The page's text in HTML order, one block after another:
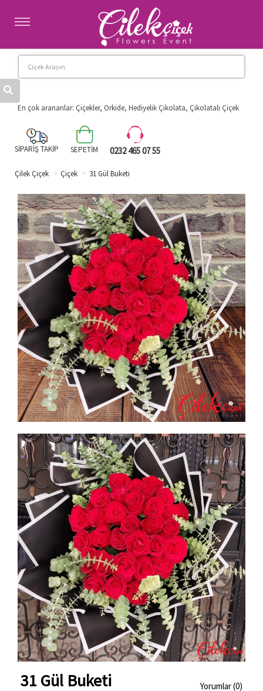
Hakkımızda
Banka Hesaplarımız
Diğer İllere Çiçek
İletişim
En çok arananlar: Çiçekler, Orkide, Hediyelik Çikolata, Çikolatalı Çiçek
SİPARİŞ TAKİP SEPETİM 0232 465 07 55
Çilek Çiçek Çiçek 31 Gül Buketi
31 Gül Buketi Yorumlar (0)